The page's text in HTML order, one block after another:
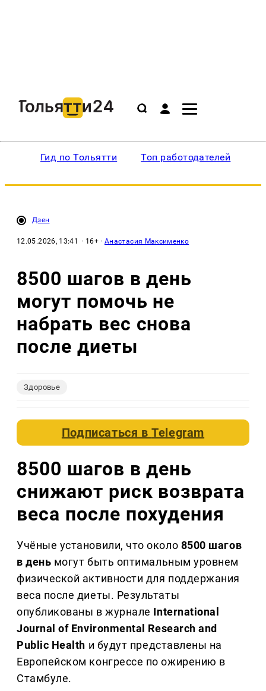
Гид по Тольятти Топ работодателей
Дзен
12.05.2026, 13:41 · 16+ ·Анастасия Максименко
8500 шагов в день
могут помочь не
набрать вес снова
после диеты
Здоровье
Подписаться вTelegram
8500 шагов в день
снижают риск возврата
веса после похудения
Учёные установили, что около 8500 шагов
в день могут быть оптимальным уровнем
физической активности для поддержания
веса после диеты. Результаты
опубликованы в журнале International
Journal of Environmental Research and
Public Health и будут представлены на
Европейском конгрессе по ожирению в
Стамбуле.